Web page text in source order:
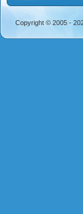
Copyright © 2005 -